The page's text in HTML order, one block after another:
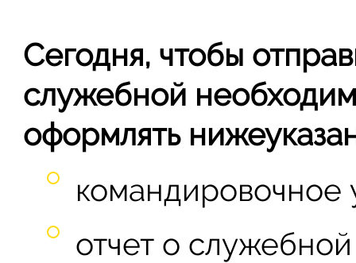
Сегодня, чтобы
служебной
оформлять
командировочное
отчет о